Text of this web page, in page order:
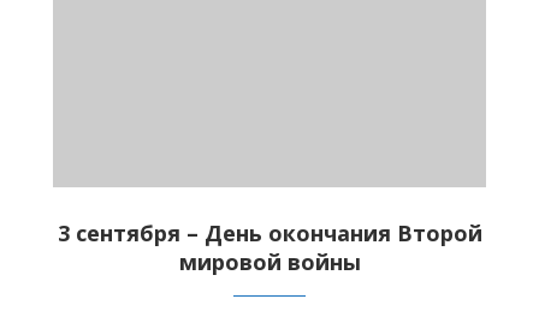
3 сентября – День окончания Второй
мировой войны